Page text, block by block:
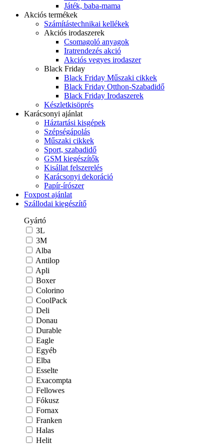
Játék, baba-mama
Akciós termékek
Számítástechnikai kellékek
Akciós irodaszerek
Csomagoló anyagok
Iratrendezés akció
Akciós vegyes irodaszer
Black Friday
Black Friday Műszaki cikkek
Black Friday Otthon-Szabadidő
Black Friday Irodaszerek
Készletkisöprés
Karácsonyi ajánlat
Háztartási kisgépek
Szépségápolás
Műszaki cikkek
Sport, szabadidő
GSM kiegészítők
Kisállat felszerelés
Karácsonyi dekoráció
Papír-írószer
Foxpost ajánlat
Szállodai kiegészítő
Gyártó
3L
3M
Alba
Antilop
Apli
Boxer
Colorino
CoolPack
Deli
Donau
Durable
Eagle
Egyéb
Elba
Esselte
Exacompta
Fellowes
Fókusz
Fornax
Franken
Halas
Helit